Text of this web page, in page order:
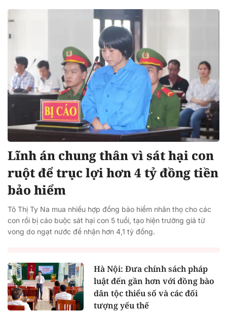
Lĩnh án chung thân vì sát hại con
ruột để trục lợi hơn 4 tỷ đồng tiền
bảo hiểm
Tô Thị Ty Na mua nhiều hợp đồng bảo hiểm nhân thọ cho các
con rồi bị cáo buộc sát hại con 5 tuổi, tạo hiện trường giả tử
vong do ngạt nước để nhận hơn 4,1 tỷ đồng.
Hà Nội: Đưa chính sách pháp
luật đến gần hơn với đồng bào
dân tộc thiểu số và các đối
tượng yếu thế